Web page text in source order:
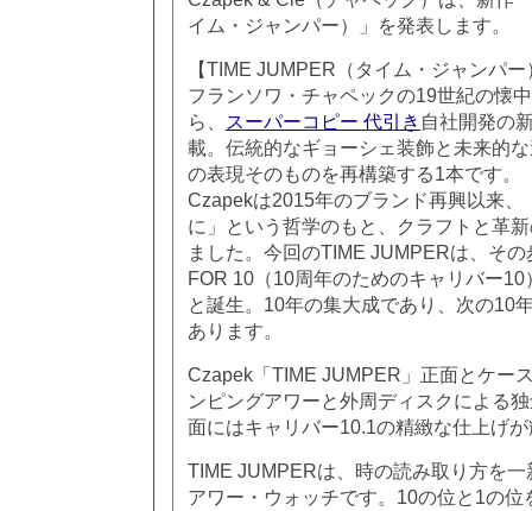
イム・ジャンパー）」を発表します。
【TIME JUMPER（タイム・ジャンパ
フランソワ・チャペックの19世紀の懐
ら、
スーパーコピー 代引き 自社開発の
載。伝統的なギョーシェ装飾と未来的
の表現そのものを再構築する1本です。
Czapekは2015年のブランド再興以来、
に」という哲学のもと、クラフトと革
ました。今回のTIME JUMPERは、その
FOR 10（10周年のためのキャリバー10
と誕生。10年の集大成であり、次の10
あります。
Czapek「TIME JUMPER」正面とケー
ンピングアワーと外周ディスクによる
面にはキャリバー10.1の精緻な仕上げ
TIME JUMPERは、時の読み取り方を
アワー・ウォッチです。10の位と1の位